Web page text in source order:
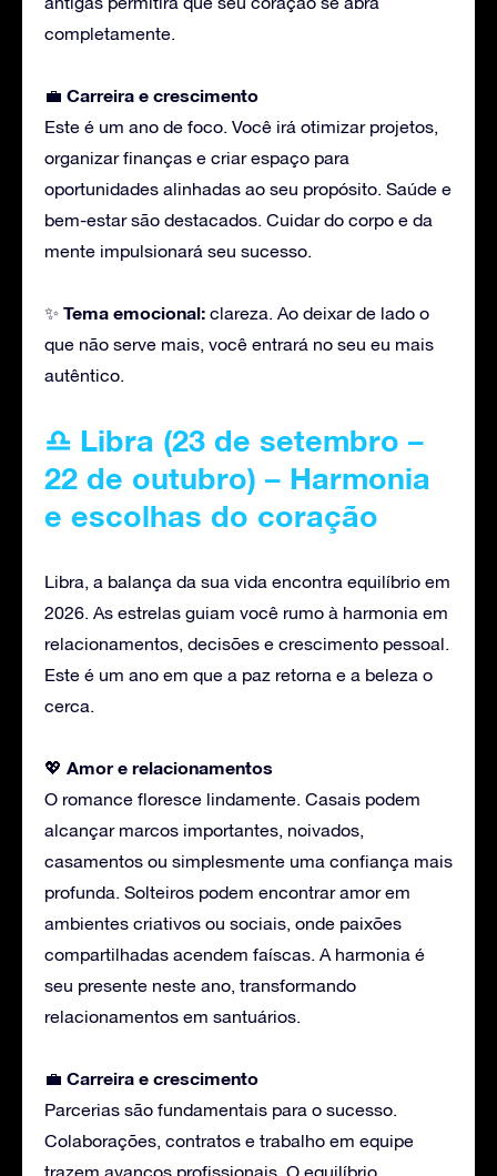
completamente.
💼 Carreira e crescimento
Este é um ano de foco. Você irá otimizar projetos,
organizar finanças e criar espaço para
oportunidades alinhadas ao seu propósito. Saúde e
bem-estar são destacados. Cuidar do corpo e da
mente impulsionará seu sucesso.
✨ Tema emocional: clareza. Ao deixar de lado o
que não serve mais, você entrará no seu eu mais
autêntico.
♎ Libra (23 de setembro –
22 de outubro) – Harmonia
e escolhas do coração
Libra, a balança da sua vida encontra equilíbrio em
2026. As estrelas guiam você rumo à harmonia em
relacionamentos, decisões e crescimento pessoal.
Este é um ano em que a paz retorna e a beleza o
cerca.
💖 Amore relacionamentos
O romance floresce lindamente. Casais podem
alcançar marcos importantes, noivados,
casamentos ou simplesmente uma confiança mais
profunda. Solteiros podem encontrar amor em
ambientes criativos ou sociais, onde paixões
compartilhadas acendem faíscas. A harmonia é
seu presente neste ano, transformando
relacionamentos em santuários.
💼 Carreira e crescimento
Parcerias são fundamentais para o sucesso.
Colaborações, contratos e trabalho em equipe
trazem avanços profissionais. O equilíbrio